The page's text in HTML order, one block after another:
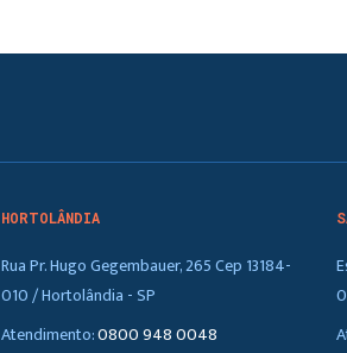
HORTOLÂNDIA
Rua Pr. Hugo Gegembauer, 265 Cep 13184-
010 / Hortolândia - SP
Atendimento:0800 948 0048